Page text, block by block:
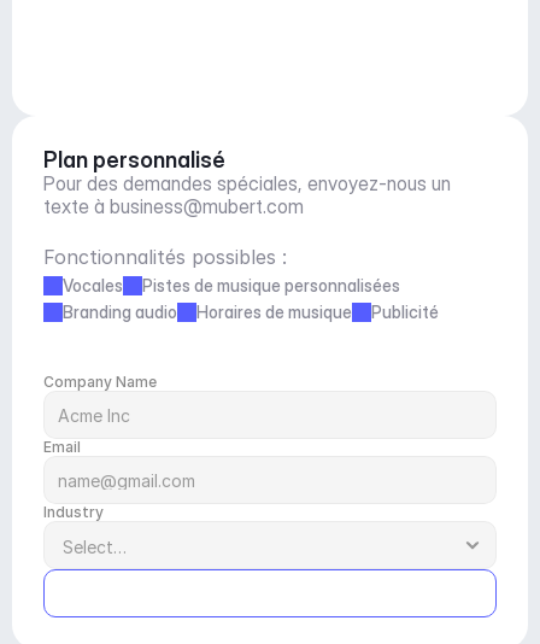
Plan personnalisé
Pour des demandes spéciales, envoyez-nous un
texte à business@mubert.com
Fonctionnalités possibles :
Vocales
Pistes de musique personnalisées
Branding audio
Horaires de musique Publicité
Company Name
Email
Industry